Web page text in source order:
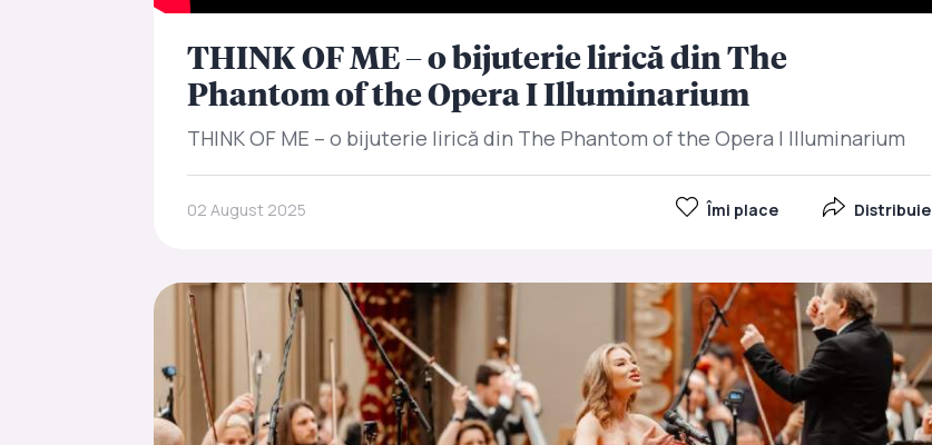
THINK OF ME – o bijuterie lirică din The
Phantom of the Opera I Illuminarium
THINK OF ME – o bijuterie lirică din The Phantom of the Opera I Illuminarium
02 August 2025 Îmi place Distribuie